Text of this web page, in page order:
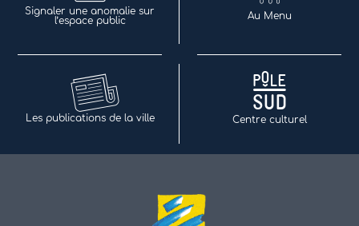
Signaler une anomalie sur
l’espace public
Au Menu
Les publications de la ville Centre culturel